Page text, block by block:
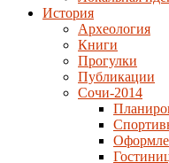
История
Археология
Книги
Прогулки
Публикации
Сочи-2014